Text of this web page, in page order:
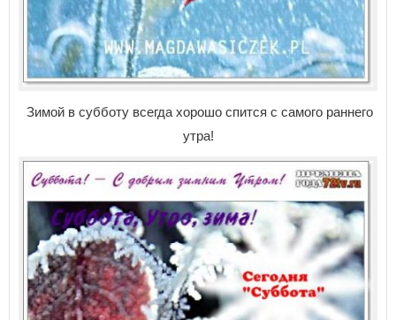
Зимой в субботу всегда хорошо спится с самого раннего
утра!